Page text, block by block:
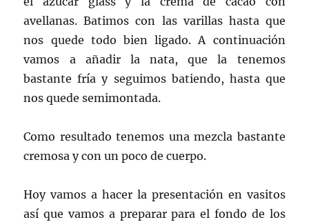
avellanas. Batimos con las varillas hasta que
nos quede todo bien ligado. A continuación
vamos a añadir la nata, que la tenemos
bastante fría y seguimos batiendo, hasta que
nos quede semimontada.
Como resultado tenemos una mezcla bastante
cremosa y con un poco de cuerpo.
Hoy vamos a hacer la presentación en vasitos
así que vamos a preparar para el fondo de los